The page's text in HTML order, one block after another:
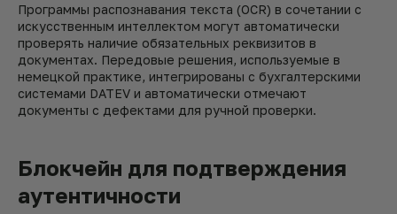
Программы распознавания текста (OCR) в сочетании с
искусственным интеллектом могут автоматически
проверять наличие обязательных реквизитов в
документах. Передовые решения, используемые в
немецкой практике, интегрированы с бухгалтерскими
системами DATEV и автоматически отмечают
документы с дефектами для ручной проверки.
Блокчейн для подтверждения
аутентичности